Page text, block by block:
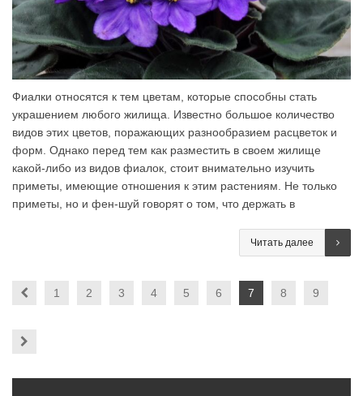
Фиалки относятся к тем цветам, которые способны стать
украшением любого жилища. Известно большое количество
видов этих цветов, поражающих разнообразием расцветок и
форм. Однако перед тем как разместить в своем жилище
какой-либо из видов фиалок, стоит внимательно изучить
приметы, имеющие отношения к этим растениям. Не только
приметы, но и фен-шуй говорят о том, что держать в
Читать далее
1 2 3 4 5 6 7 8 9